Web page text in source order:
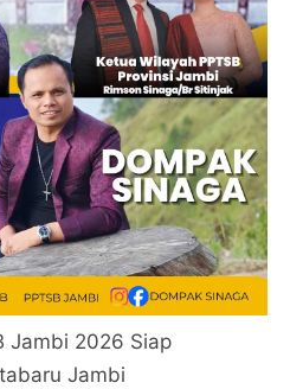
Jambi 2026 Siap
Jambi